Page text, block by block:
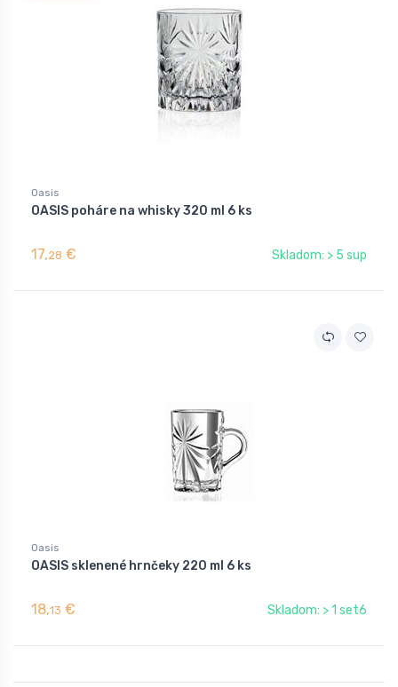
Oasis
OASIS poháre na whisky 320 ml 6 ks
17,28 € Skladom: > 5 sup
Oasis
OASIS sklenené hrnčeky 220 ml 6 ks
18,13 € Skladom: > 1 set6